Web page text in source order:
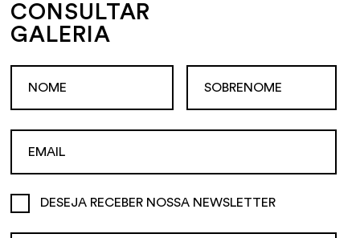
CONSULTAR
GALERIA
DESEJA RECEBER NOSSA NEWSLETTER